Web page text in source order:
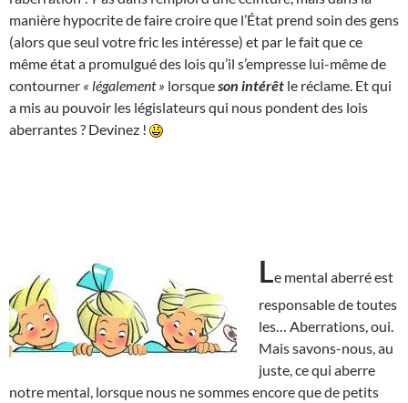
manière hypocrite de faire croire que l’État prend soin des gens
(alors que seul votre fric les intéresse) et par le fait que ce
même état a promulgué des lois qu’il s’empresse lui-même de
contourner « légalement » lorsqueson intérêt le réclame. Et qui
a mis au pouvoir les législateurs qui nous pondent des lois
aberrantes ? Devinez !
Le mental aberré est
responsable de toutes
les… Aberrations, oui.
Mais savons-nous, au
juste, ce qui aberre
notre mental, lorsque nous ne sommes encore que de petits